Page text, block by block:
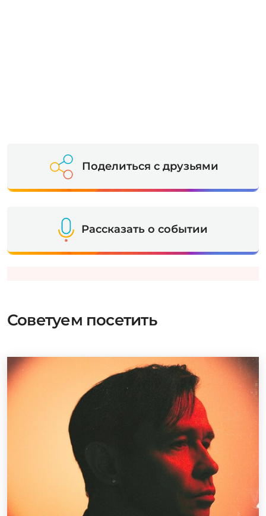
Поделиться с друзьями
Рассказать о событии
Советуем посетить